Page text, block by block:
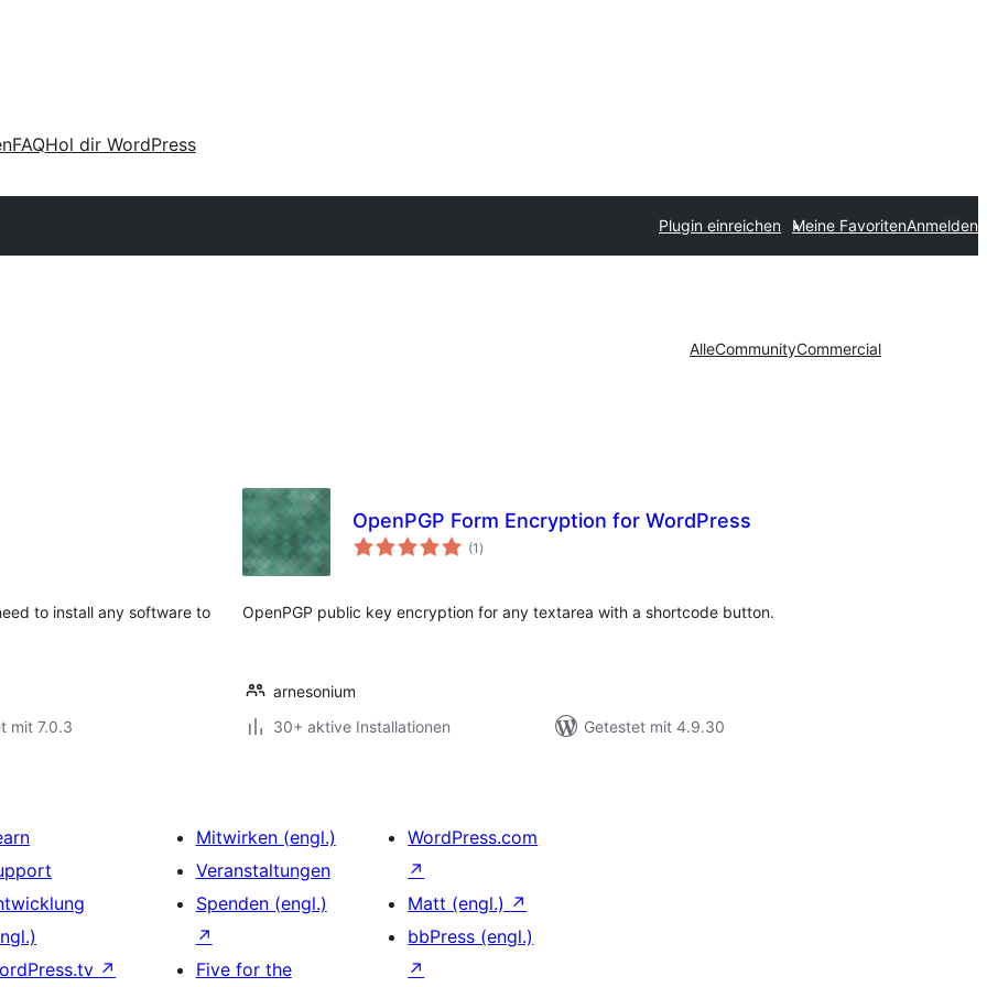
FAQHol dir WordPress
Plugin einreichen Meine FavoritenAnmelden
AlleCommunityCommercial
to install any software to
mit 7.0.3
OpenPGP Form Encryption for WordPress
(1 Bewertungen
insgesamt
)
OpenPGP public key encryption for any textarea with a shortcode button.
arnesonium
30+ aktive Installationen
Getestet mit 4.9.30
↗
Mitwirken (engl.)
Veranstaltungen
Spenden (engl.)
↗
Five for the
WordPress.com
↗
Matt (engl.) ↗
bbPress (engl.)
↗